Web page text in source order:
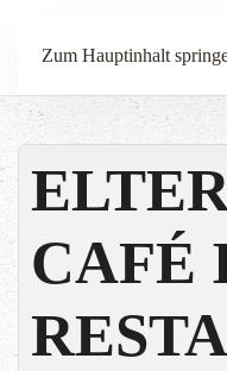
Zum Hauptinhalt
CAFÉ